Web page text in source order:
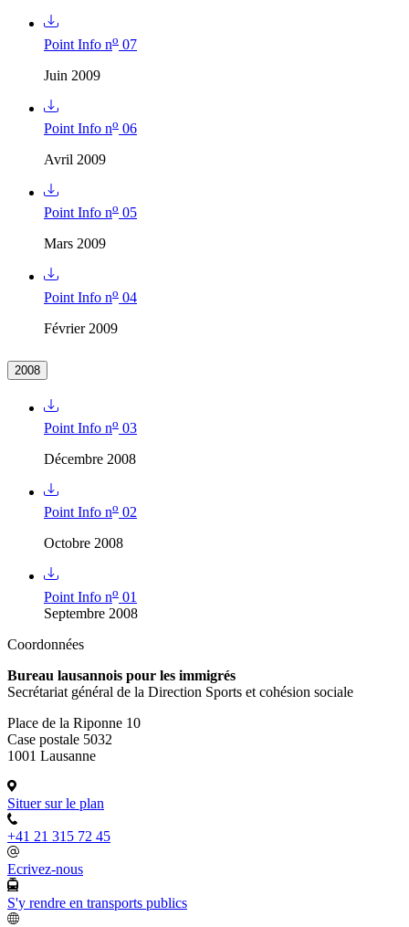
Point Info no 07
Juin 2009
Point Info no 06
Avril 2009
Point Info no 05
Mars 2009
Point Info no 04
Février 2009
2008
Point Info no 03
Décembre 2008
Point Info no 02
Octobre 2008
Point Info no 01
Septembre 2008
Coordonnées
Bureau lausannois pour les immigrés
Secrétariat général de la Direction Sports et cohésion sociale
Place de la Riponne 10
Case postale 5032
1001 Lausanne
Situer sur le plan
+41 21 315 72 45
Ecrivez-nous
S'y rendre en transports publics